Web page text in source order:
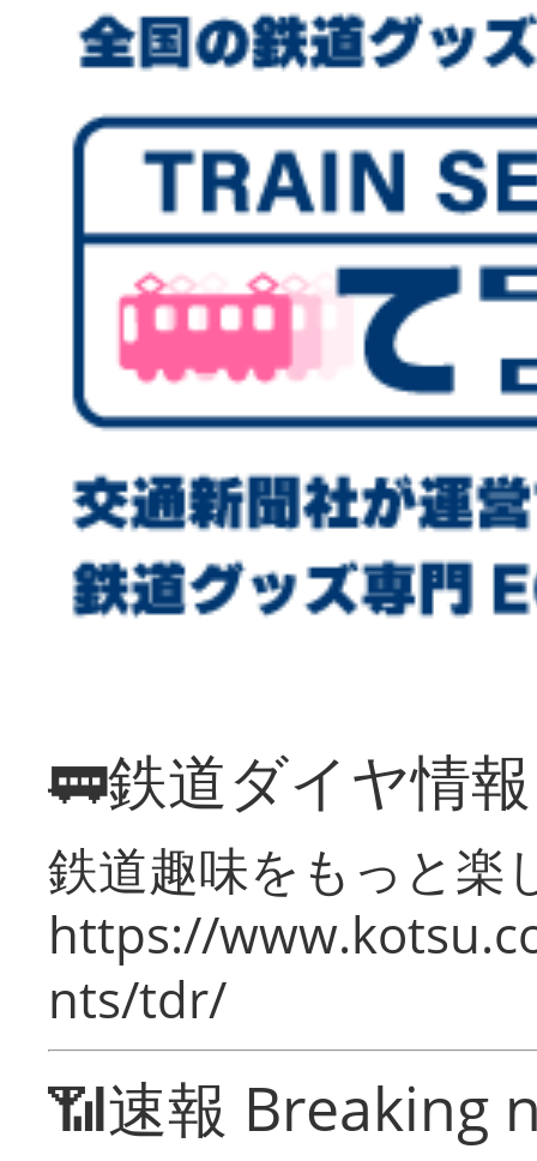
🚃鉄道ダイヤ情
鉄道趣味をもっと楽
https://
nts/tdr/
📶速報 Breaking